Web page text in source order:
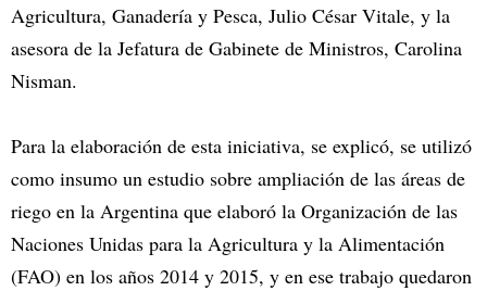
Agricultura, Ganadería y Pesca, Julio César Vitale, y la
asesora de la Jefatura de Gabinete de Ministros, Carolina
Nisman.
Para la elaboración de esta iniciativa, se explicó, se utilizó
como insumo un estudio sobre ampliación de las áreas de
riego en la Argentina que elaboró la Organización de las
Naciones Unidas para la Agricultura y la Alimentación
(FAO) en los años 2014 y 2015, y en ese trabajo quedaron